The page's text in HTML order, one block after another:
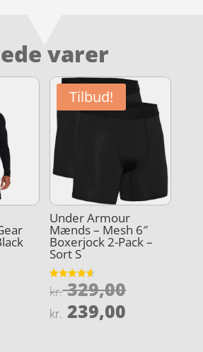
varer
Tilbud!
Under Armour
Mænds – Mesh 6″
Boxerjock 2-Pack –
Sort S
Vurderet
4.6
kr.329,00Den
kr. 239,00
pris